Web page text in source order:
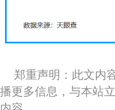
郑重声明：此文内
播更多信息，与本站